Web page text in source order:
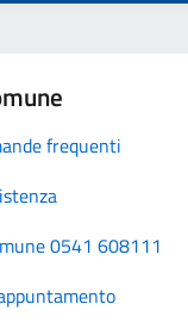
frequenti
0541 608111